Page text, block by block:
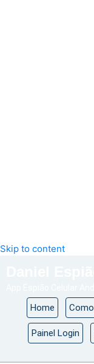
Skip to content
Home
Painel Login